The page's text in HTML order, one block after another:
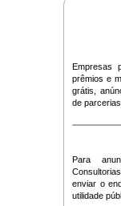
Empresas
prêmios e
grátis,
de
Para
enviar o
utilidade